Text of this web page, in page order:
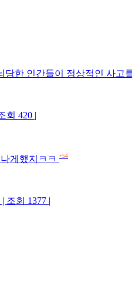
당한 인간들이 정상적인 사고
회 420 |
게했지ㅋㅋ +54
조회 1377 |